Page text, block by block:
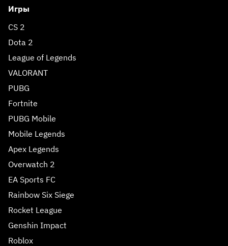
Игры
CS 2
Dota 2
League of Legends
VALORANT
PUBG
Fortnite
PUBG Mobile
Mobile Legends
Apex Legends
Overwatch 2
EA Sports FC
Rainbow Six Siege
Rocket League
Genshin Impact
Roblox